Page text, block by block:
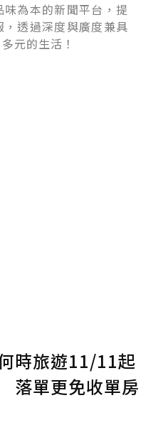
為本的新聞平台，提
透過深度與廣度兼具
元的生活！
時旅遊11/11起
落單更免收單房